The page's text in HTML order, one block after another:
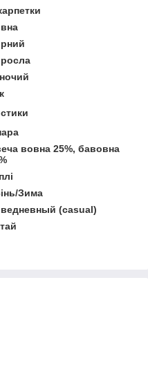
вовна 25%, бавовна
Зима
(casual)